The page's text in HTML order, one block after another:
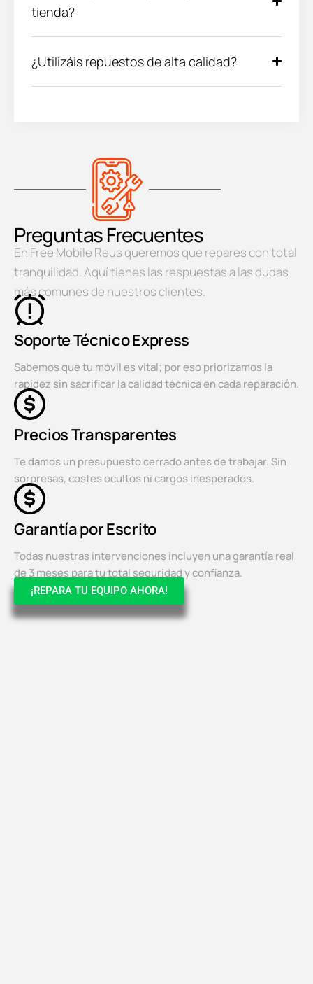
tienda?
¿Utilizáis repuestos de alta calidad?
Preguntas Frecuentes
En Free Mobile Reus queremos que repares con total
tranquilidad. Aquí tienes las respuestas a las dudas
más comunes de nuestros clientes.
Soporte Técnico Express
Sabemos que tu móvil es vital; por eso priorizamos la
rapidez sin sacrificar la calidad técnica en cada reparación.
Precios Transparentes
Te damos un presupuesto cerrado antes de trabajar. Sin
sorpresas, costes ocultos ni cargos inesperados.
Garantía por Escrito
Todas nuestras intervenciones incluyen una garantía real
de 3 meses para tu total seguridad y confianza.
¡REPARA TU EQUIPO AHORA!